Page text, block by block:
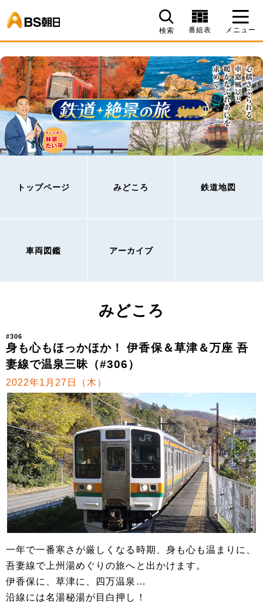
検索 番組表 メニュー
トップページ みどころ 鉄道地図
車両図鑑 アーカイブ
みどころ
#306
身も心もほっかほか！ 伊香保＆草津＆万座 吾
妻線で温泉三昧（#306）
2022年1月27日（木）
一年で一番寒さが厳しくなる時期、身も心も温まりに、
吾妻線で上州湯めぐりの旅へと出かけます。
伊香保に、草津に、四万温泉…
沿線には名湯秘湯が目白押し！